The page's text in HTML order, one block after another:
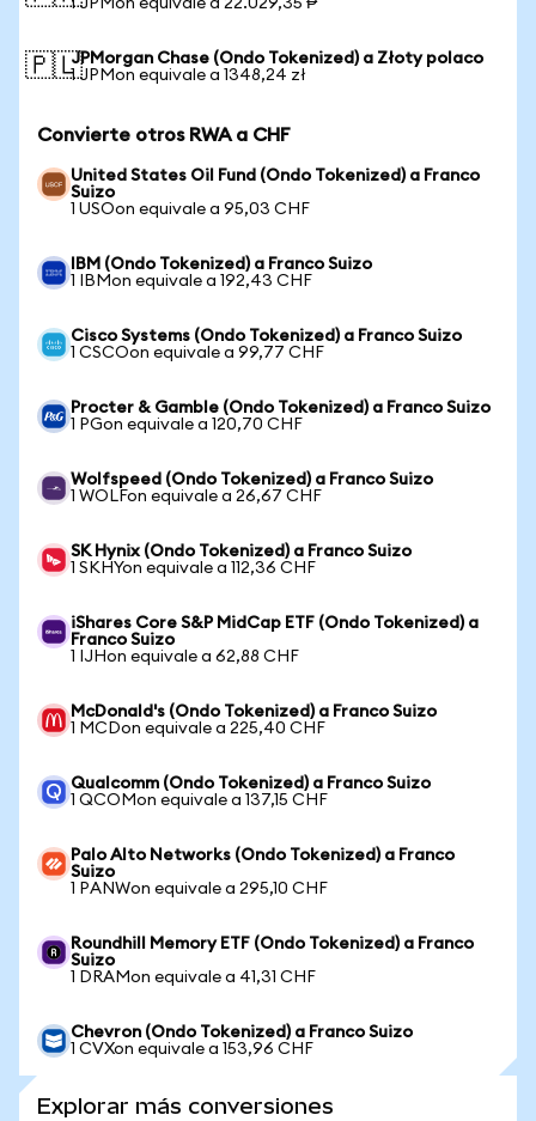
1 JPMon equivale a 22.029,35 ₱
🇵🇱JPMorgan Chase (Ondo Tokenized) a Złoty polaco
1 JPMon equivale a 1348,24 zł
Convierte otros RWA a CHF
United States Oil Fund (Ondo Tokenized) a Franco
Suizo
1 USOon equivale a 95,03 CHF
IBM (Ondo Tokenized) a Franco Suizo
1 IBMon equivale a 192,43 CHF
Cisco Systems (Ondo Tokenized) a Franco Suizo
1 CSCOon equivale a 99,77 CHF
Procter & Gamble (Ondo Tokenized) a Franco Suizo
1 PGon equivale a 120,70 CHF
Wolfspeed (Ondo Tokenized) a Franco Suizo
1 WOLFon equivale a 26,67 CHF
SK Hynix (Ondo Tokenized) a Franco Suizo
1 SKHYon equivale a 112,36 CHF
iShares Core S&P MidCap ETF (Ondo Tokenized) a
Franco Suizo
1 IJHon equivale a 62,88 CHF
McDonald's (Ondo Tokenized) a Franco Suizo
1 MCDon equivale a 225,40 CHF
Qualcomm (Ondo Tokenized) a Franco Suizo
1 QCOMon equivale a 137,15 CHF
Palo Alto Networks (Ondo Tokenized) a Franco
Suizo
1 PANWon equivale a 295,10 CHF
Roundhill Memory ETF (Ondo Tokenized) a Franco
Suizo
1 DRAMon equivale a 41,31 CHF
Chevron (Ondo Tokenized) a Franco Suizo
1 CVXon equivale a 153,96 CHF
Explorar más conversiones